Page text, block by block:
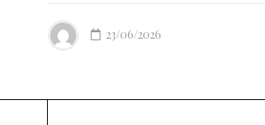
23/06/2026